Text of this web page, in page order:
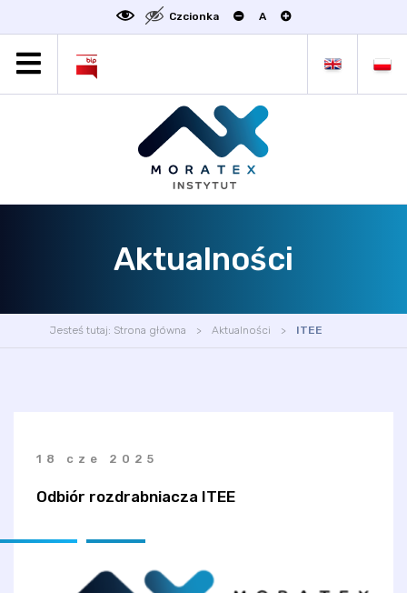
Czcionka A
OGŁOSZENIA
DEKLARACJA DOSTĘPNOŚCI
Aktualności
Jesteś tutaj: Strona główna Aktualności ITEE
18 cze 2025
Odbiór rozdrabniacza ITEE